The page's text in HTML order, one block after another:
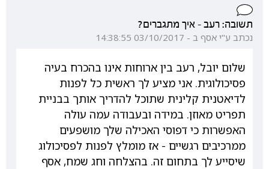
תשובה: רעב - איך מתגברים?
נכתב ע"י אסף ב - 03/10/2017 14:38:55
שלום יובל, רעב בין ארוחות אינו בהכרח בעיה
פסיכולוגית. אני מציע לך ראשית כל לפנות
לדיאטנית קלינית שתוכל להדריך אותך בבניית
תפריט מאוזן. במידה ובעבודה עמה עולה
האפשרות כי דפוסי האכילה שלך מושפעים
ממרכיבים רגשיים - אז מומלץ לפנות לפסיכולוג
שיסייע לך בתחום זה. בהצלחה וחג שמח, אסף